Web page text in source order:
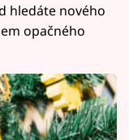
hledáte nového
opačného